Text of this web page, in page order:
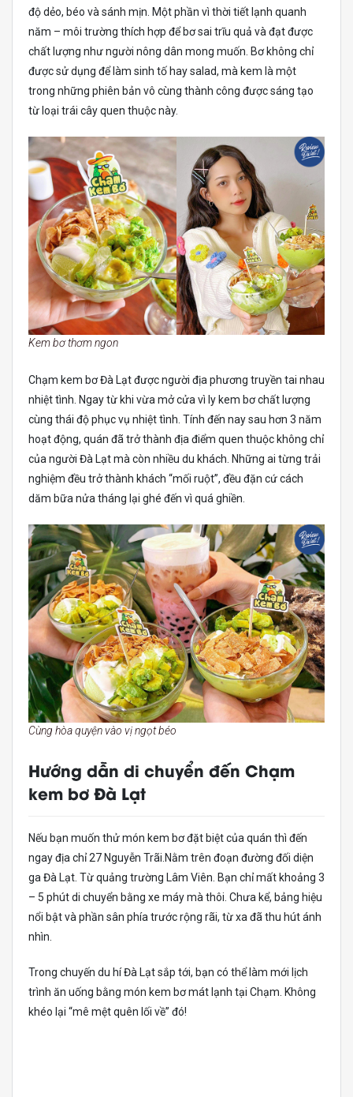
độ dẻo, béo và sánh mịn. Một phần vì thời tiết lạnh quanh
năm – môi trường thích hợp để bơ sai trĩu quả và đạt được
chất lượng như người nông dân mong muốn. Bơ không chỉ
được sử dụng để làm sinh tố hay salad, mà kem là một
trong những phiên bản vô cùng thành công được sáng tạo
từ loại trái cây quen thuộc này.
Kem bơ thơm ngon
Chạm kem bơ Đà Lạt được người địa phương truyền tai nhau
nhiệt tình. Ngay từ khi vừa mở cửa vì ly kem bơ chất lượng
cùng thái độ phục vụ nhiệt tình. Tính đến nay sau hơn 3 năm
hoạt động, quán đã trở thành địa điểm quen thuộc không chỉ
của người Đà Lạt mà còn nhiều du khách. Những ai từng trải
nghiệm đều trở thành khách “mối ruột”, đều đặn cứ cách
dăm bữa nửa tháng lại ghé đến vì quá ghiền.
Cùng hòa quyện vào vị ngọt béo
Hướng dẫn di chuyển đến Chạm
kem bơ Đà Lạt
Nếu bạn muốn thử món kem bơ đặt biệt của quán thì đến
ngay địa chỉ 27 Nguyễn Trãi.Nằm trên đoạn đường đối diện
ga Đà Lạt. Từ quảng trường Lâm Viên. Bạn chỉ mất khoảng 3
– 5 phút di chuyển bằng xe máy mà thôi. Chưa kể, bảng hiệu
nổi bật và phần sân phía trước rộng rãi, từ xa đã thu hút ánh
nhìn.
Trong chuyến du hí Đà Lạt sắp tới, bạn có thể làm mới lịch
trình ăn uống bằng món kem bơ mát lạnh tại Chạm. Không
khéo lại “mê mệt quên lối về” đó!